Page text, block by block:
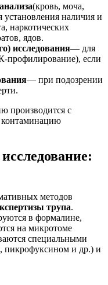
(кровь, моча,
установления наличия и
наркотических
ядов.
исследования— для
профилирование), если
— при подозрении
производится с
методов
трупа.
в формалине,
на микротоме
специальными
пикрофуксином и др.) и